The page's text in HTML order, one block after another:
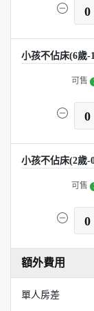
0
小孩不佔床(6歲-
可售
0
小孩不佔床(2歲-
可售
0
額外費用
單人房差